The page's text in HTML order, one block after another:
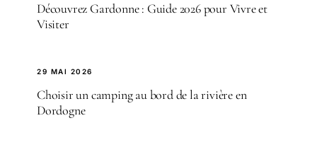
Découvrez Gardonne : Guide 2026 pour Vivre et
Visiter
29 MAI 2026
Choisir un camping au bord de la rivière en
Dordogne